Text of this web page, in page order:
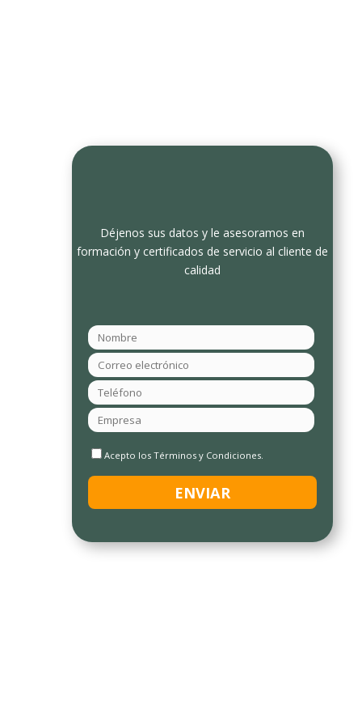
Déjenos sus datos y le asesoramos en
formación y certificados de servicio al cliente de
calidad
Acepto los Términos y Condiciones.